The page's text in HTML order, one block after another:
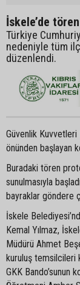
İskele’de
Türkiye
nedeniyle tüm
düzenlendi.
Güvenlik Kuvvetleri
önünden başlayan
Buradaki tören
sunulmasıyla
bayraklar göndere
İskele
Kemal Yılmaz,
Müdürü Ahmet
kuruluş temsilcileri
GKK Bando’sunun